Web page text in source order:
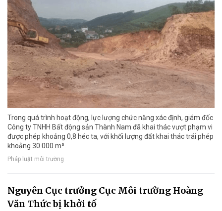
Trong quá trình hoạt động, lực lượng chức năng xác định, giám đốc
Công ty TNHH Bất động sản Thành Nam đã khai thác vượt phạm vi
được phép khoảng 0,8 héc ta, với khối lượng đất khai thác trái phép
khoảng 30.000 m³.
Pháp luật môi trường
Nguyên Cục trưởng Cục Môi trường Hoàng
Văn Thức bị khởi tố